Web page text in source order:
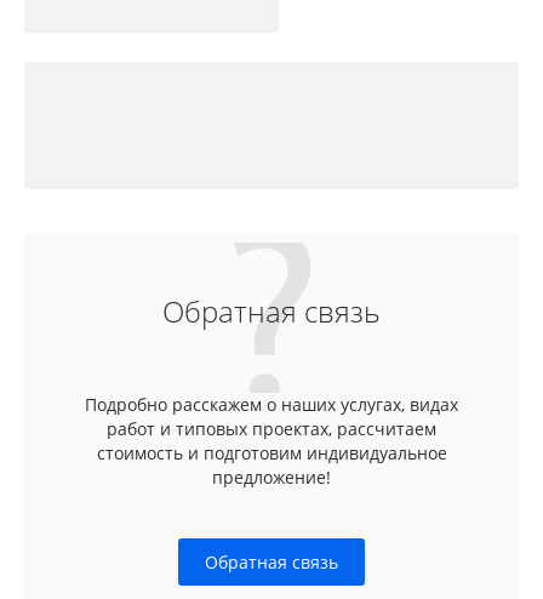
Обратная связь
Подробно расскажем о наших услугах, видах
работ и типовых проектах, рассчитаем
стоимость и подготовим индивидуальное
предложение!
Обратная связь